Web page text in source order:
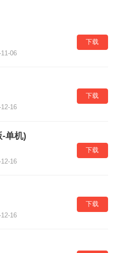
06
下载
16
下载
-单机)
16
下载
16
下载